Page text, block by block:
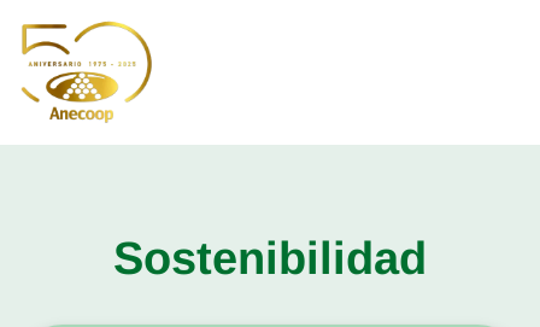
Sostenibilidad